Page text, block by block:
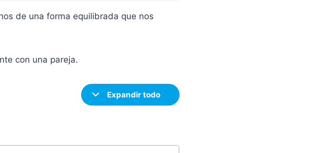
de una forma equilibrada que nos
con una pareja.
Expandir todo